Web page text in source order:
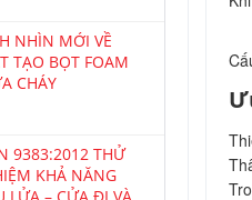
NHÌN MỚI VỀ
TẠO BỌT FOAM
CHÁY
9383:2012 THỬ
KHẢ NĂNG